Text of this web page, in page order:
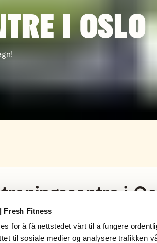
Fresh Fitness
for å få nettstedet vårt til å fungere
til sosiale medier og analysere trafikken
I OSLO
i
et rimelig treningstilbud som passer
for å nå målene dine.